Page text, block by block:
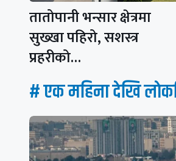
तातोपानी भन्सार क्षेत्रमा
सुख्खा पहिरो, सशस्त्र
प्रहरीको…
# एक महिना देखि